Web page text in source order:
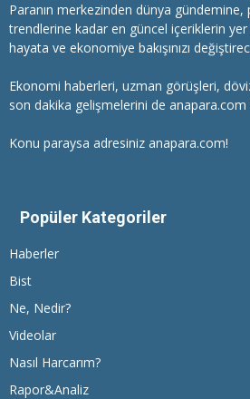
Paranın merkezinden dünya
trendlerine kadar en güncel içeriklerin yer
hayata ve ekonomiye bakışınızı
Ekonomi haberleri, uzman görüşleri,
son dakika gelişmelerini de anapara.com
Konu paraysa adresiniz anapara.com!
Popüler Kategoriler
Haberler
Bist
Ne, Nedir?
Videolar
Nasıl Harcarım?
Rapor&Analiz